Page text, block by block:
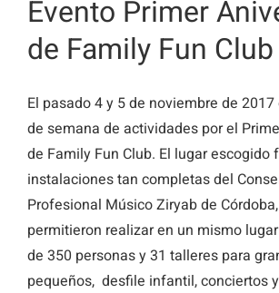
Evento Primer
de Family Fun Club
El pasado 4 y 5 de noviembre de
de semana de actividades por el
de Family Fun Club. El lugar escogido
instalaciones tan completas del
Profesional Músico Ziryab de
permitieron realizar en un mismo
de 350 personas y 31 talleres para
pequeños, desfile infantil, conciertos